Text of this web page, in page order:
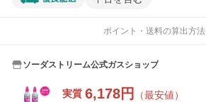
ポイント・送料の算出方法
ソーダストリーム公式ガスショップ
実質 6,178円 （最安値）